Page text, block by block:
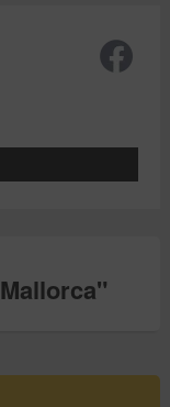
Mallorca"